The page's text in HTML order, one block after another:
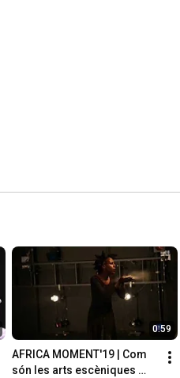
0:59
AFRICA MOMENT'19 | Com
són les arts escèniques